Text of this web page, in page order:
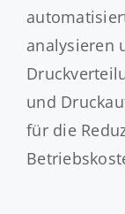
analysieren
und
für die